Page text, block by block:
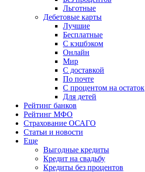
Льготные
Дебетовые карты
Лучшие
Бесплатные
С кэшбэком
Онлайн
Мир
С доставкой
По почте
С процентом на остаток
Для детей
Рейтинг банков
Рейтинг МФО
Страхование ОСАГО
Статьи и новости
Еще
Выгодные кредиты
Кредит на свадьбу
Кредиты без процентов